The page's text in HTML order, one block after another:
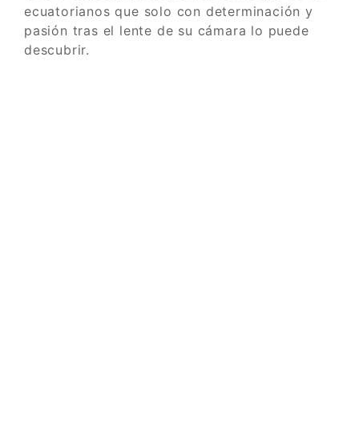
ecuatorianos que solo con determinación y
pasión tras el lente de su cámara lo puede
descubrir.